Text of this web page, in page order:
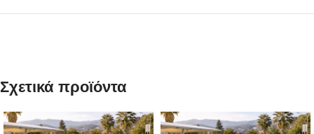
Σχετικά προϊόντα